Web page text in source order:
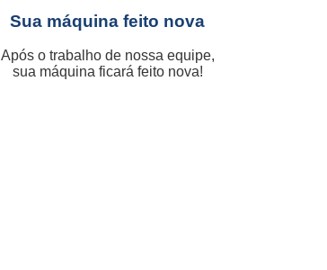
Sua máquina feito nova
Após o trabalho de nossa equipe,
sua máquina ficará feito nova!